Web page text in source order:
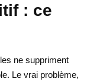
: ce
ne suppriment
Le vrai problème,